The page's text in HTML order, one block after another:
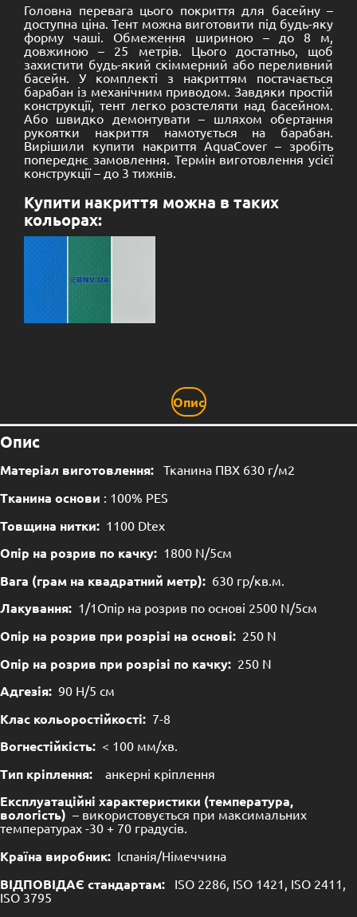
Головна перевага цього покриття для басейну –
доступна ціна. Тент можна виготовити під будь-яку
форму чаші. Обмеження шириною – до 8 м,
довжиною – 25 метрів. Цього достатньо, щоб
захистити будь-який скіммерний або переливний
басейн. У комплекті з накриттям постачається
барабан із механічним приводом. Завдяки простій
конструкції, тент легко розстеляти над басейном.
Або швидко демонтувати – шляхом обертання
рукоятки накриття намотується на барабан.
Вирішили купити накриття AquaCover – зробіть
попереднє замовлення. Термін виготовлення усієї
конструкції – до 3 тижнів.
Купити накриття можна в таких
кольорах:
Опис
Опис
Матеріал виготовлення: Тканина ПВХ 630 г/м2
Тканина основи : 100% PES
Товщина нитки: 1100 Dtex
Опір на розрив по качку: 1800 N/5см
Вага (грам на квадратний метр): 630 гр/кв.м.
Лакування: 1/1Опір на розрив по основі 2500 N/5см
Опір на розрив при розрізі на основі: 250 N
Опір на розрив при розрізі по качку: 250 N
Адгезія: 90 Н/5 см
Клас кольоростійкості: 7-8
Вогнестійкість: < 100 мм/хв.
Тип кріплення: анкерні кріплення
Експлуатаційні характеристики (температура,
вологість) – використовується при максимальних
температурах -30 + 70 градусів.
Країна виробник: Іспанія/Німеччина
ВІДПОВІДАЄ стандартам: ISO 2286, ISO 1421, ISO 2411,
ISO 3795